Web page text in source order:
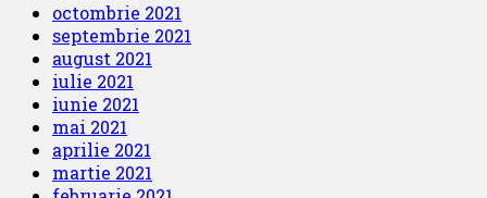
octombrie 2021
septembrie 2021
august 2021
iulie 2021
iunie 2021
mai 2021
aprilie 2021
martie 2021